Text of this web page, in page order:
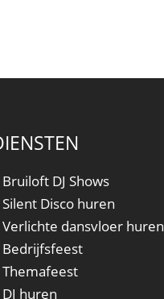
Bruiloft DJ Shows
Silent Disco huren
Verlichte dansvloer huren
Bedrijfsfeest
Themafeest
DJ huren